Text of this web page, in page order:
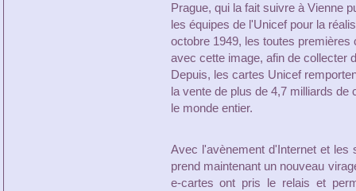
Prague, qui la fait suivre à Vienne
les équipes de l'Unicef pour la
octobre 1949, les toutes
avec cette image, afin de collecter
Depuis, les cartes Unicef
la vente de plus de 4,7 milliards
le monde entier.
Avec l'avènement d'Internet et les
prend maintenant un nouveau
e-cartes ont pris le relais et